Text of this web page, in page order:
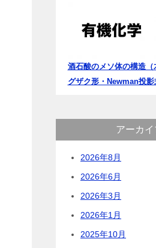
酒石酸のメソ体の構造（
グザク形・Newman投影
アーカイ
2026年8月
2026年6月
2026年3月
2026年1月
2025年10月